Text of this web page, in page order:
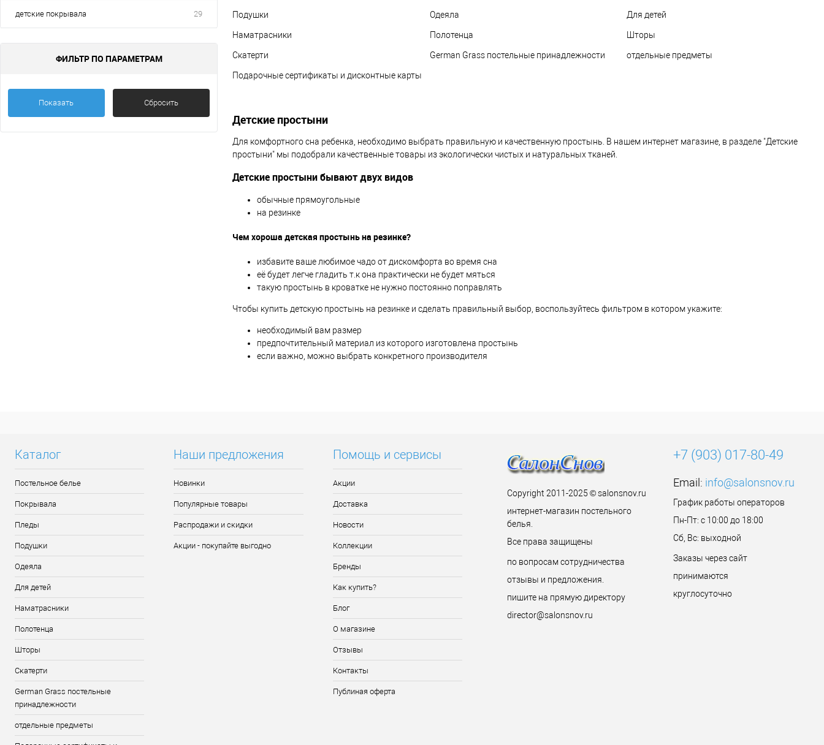
детские покрывала 29
ФИЛЬТР ПО ПАРАМЕТРАМ
Показать Сбросить
Подушки Одеяла Для детей
Наматрасники Полотенца Шторы
Скатерти German Grass постельные принадлежности отдельные предметы
Подарочные сертификаты и дисконтные карты
Детские простыни
Для комфортного сна ребенка, необходимо выбрать правильную и качественную простынь. В нашем интернет магазине, в разделе "Детские
простыни" мы подобрали качественные товары из экологически чистых и натуральных тканей.
Детские простыни бывают двух видов
обычные прямоугольные
на резинке
Чем хороша детская простынь на резинке?
избавите ваше любимое чадо от дискомфорта во время сна
её будет легче гладить т.к она практически не будет мяться
такую простынь в кроватке не нужно постоянно поправлять
Чтобы купить детскую простынь на резинке и сделать правильный выбор, воспользуйтесь фильтром в котором укажите:
необходимый вам размер
предпочтительный материал из которого изготовлена простынь
если важно, можно выбрать конкретного производителя
Каталог
Постельное белье
Покрывала
Пледы
Подушки
Одеяла
Для детей
Наматрасники
Полотенца
Шторы
Скатерти
German Grass постельные
принадлежности
отдельные предметы
Наши предложения
Новинки
Популярные товары
Распродажи и скидки
Акции - покупайте выгодно
Помощь и сервисы
Акции
Доставка
Новости
Коллекции
Бренды
Как купить?
Блог
О магазине
Отзывы
Контакты
Публиная оферта
Copyright 2011-2025 © salonsnov.ru
интернет-магазин постельного
белья.
Все права защищены
по вопросам сотрудничества
отзывы и предложения.
пишите на прямую директору
director@salonsnov.ru
+7 (903) 017-80-49
Email: info@salonsnov.ru
График работы операторов
Пн-Пт: с 10:00 до 18:00
Сб, Вс: выходной
Заказы через сайт
принимаются
круглосуточно